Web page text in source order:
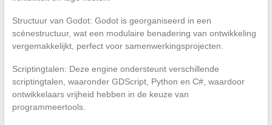
Structuur van Godot: Godot is georganiseerd in een
scènestructuur, wat een modulaire benadering van ontwikkeling
vergemakkelijkt, perfect voor samenwerkingsprojecten.
Scriptingtalen: Deze engine ondersteunt verschillende
scriptingtalen, waaronder GDScript, Python en C#, waardoor
ontwikkelaars vrijheid hebben in de keuze van
programmeertools.